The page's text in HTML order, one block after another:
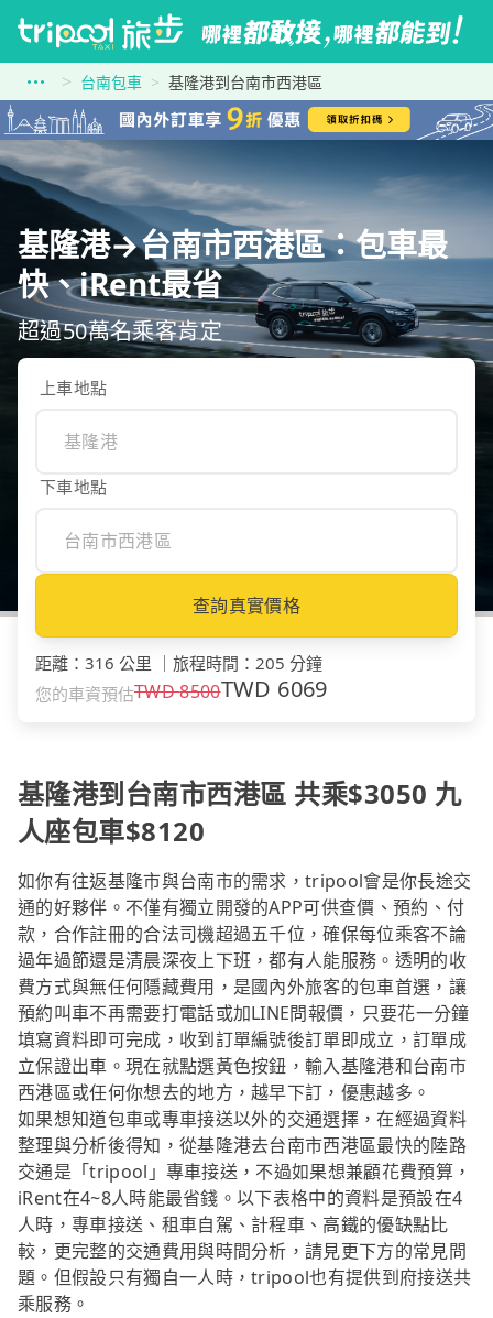
台南包車 基隆港到台南市西港區
基隆港→台南市西港區：包車最
快、iRent最省
超過50萬名乘客肯定
上車地點
下車地點
查詢真實價格
距離 ： 316 公里 旅程時間 ： 205 分鐘
您的車資預估TWD8500TWD 6069
基隆港到台南市西港區 共乘$3050 九
人座包車$8120
如你有往返基隆市與台南市的需求，tripool會是你長途交
通的好夥伴。不僅有獨立開發的APP可供查價、預約、付
款，合作註冊的合法司機超過五千位，確保每位乘客不論
過年過節還是清晨深夜上下班，都有人能服務。透明的收
費方式與無任何隱藏費用，是國內外旅客的包車首選，讓
預約叫車不再需要打電話或加LINE問報價，只要花一分鐘
填寫資料即可完成，收到訂單編號後訂單即成立，訂單成
立保證出車。現在就點選黃色按鈕，輸入基隆港和台南市
西港區或任何你想去的地方，越早下訂，優惠越多。
如果想知道包車或專車接送以外的交通選擇，在經過資料
整理與分析後得知，從基隆港去台南市西港區最快的陸路
交通是「tripool」專車接送，不過如果想兼顧花費預算，
iRent在4~8人時能最省錢。以下表格中的資料是預設在4
人時，專車接送、租車自駕、計程車、高鐵的優缺點比
較，更完整的交通費用與時間分析，請見更下方的常見問
題。但假設只有獨自一人時，tripool也有提供到府接送共
乘服務。